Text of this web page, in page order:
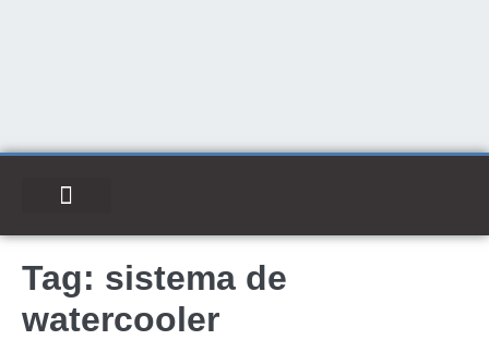
Tag: sistema de
watercooler